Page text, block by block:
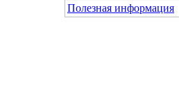
Полезная информация